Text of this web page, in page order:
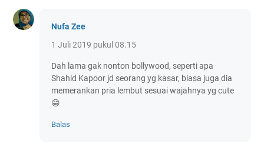
Nufa Zee
1 Juli 2019 pukul 08.15
Dah lama gak nonton bollywood, seperti apa
Shahid Kapoor jd seorang yg kasar, biasa juga dia
memerankan pria lembut sesuai wajahnya yg cute
😁
Balas